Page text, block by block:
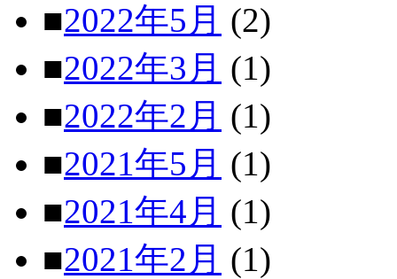
■2022年5月 (2)
■2022年3月 (1)
■2022年2月 (1)
■2021年5月 (1)
■2021年4月 (1)
■2021年2月 (1)